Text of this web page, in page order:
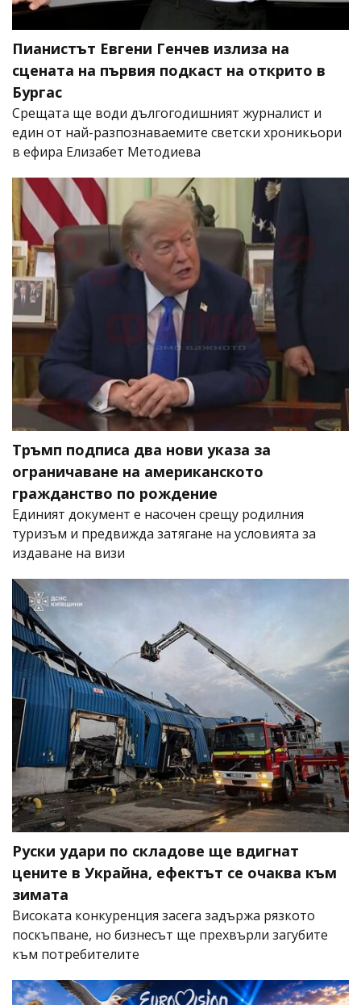
Пианистът Евгени Генчев излиза на
сцената на първия подкаст на открито в
Бургас
Срещата ще води дългогодишният журналист и
един от най-разпознаваемите светски хроникьори
в ефира Елизабет Методиева
Тръмп подписа два нови указа за
ограничаване на американското
гражданство по рождение
Единият документ е насочен срещу родилния
туризъм и предвижда затягане на условията за
издаване на визи
Руски удари по складове ще вдигнат
цените в Украйна, ефектът се очаква към
зимата
Високата конкуренция засега задържа рязкото
поскъпване, но бизнесът ще прехвърли загубите
към потребителите